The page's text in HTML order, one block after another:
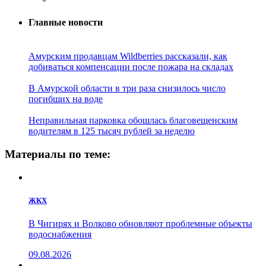
Главные новости
Амурским продавцам Wildberries рассказали, как
добиваться компенсации после пожара на складах
В Амурской области в три раза снизилось число
погибших на воде
Неправильная парковка обошлась благовещенским
водителям в 125 тысяч рублей за неделю
Материалы по теме:
ЖКХ
В Чигирях и Волково обновляют проблемные объекты
водоснабжения
09.08.2026